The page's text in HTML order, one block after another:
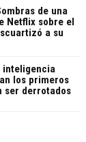
de una
Netflix sobre el
a su
inteligencia
los primeros
ser derrotados